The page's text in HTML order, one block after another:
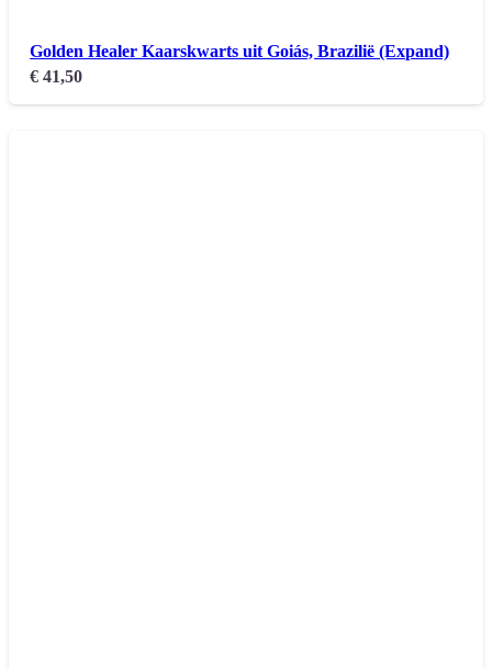
Golden Healer Kaarskwarts uit Goiás, Brazilië (Expand)
€ 41,50